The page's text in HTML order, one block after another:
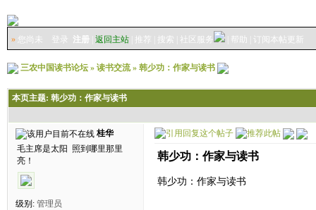
»您尚未 登录 注册 返回主站| 推荐 搜索 社区服务 | 帮助 订阅本帖更新
三农中国读书论坛» 读书交流» 韩少功：作家与读书
本页主题: 韩少功：作家与读书
桂华
毛主席是太阳 照到哪里那里
亮！
级别: 管理员
韩少功：作家与读书
韩少功：作家与读书